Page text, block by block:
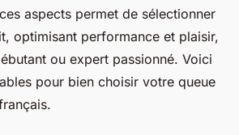
•5 min de lecture
aspects permet de sélectionner
optimisant performance et plaisir,
ou expert passionné. Voici
pour bien choisir votre queue